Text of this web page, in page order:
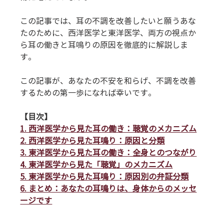
この記事では、耳の不調を改善したいと願うあな
たのために、西洋医学と東洋医学、両方の視点か
ら耳の働きと耳鳴りの原因を徹底的に解説しま
す。
この記事が、あなたの不安を和らげ、不調を改善
するための第一歩になれば幸いです。
【目次】
1. 西洋医学から見た耳の働き：聴覚のメカニズム
2. 西洋医学から見た耳鳴り：原因と分類
3. 東洋医学から見た耳の働き：全身とのつながり
4. 東洋医学から見た「聴覚」のメカニズム
5. 東洋医学から見た耳鳴り：原因別の弁証分類
6. まとめ：あなたの耳鳴りは、身体からのメッセ
ージです